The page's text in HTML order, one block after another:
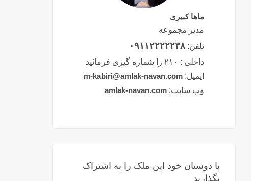
ماها کبیری
مدیر مجموعه
تلفن: ۰۹۱۱۲۲۲۲۲۳۸
داخلی : ۲۱۰ را شماره گیری فرمائید
ایمیل: m-kabiri@amlak-navan.com
وب سایت: amlak-navan.com
با دوستان خود این ملک را به اشتراک
بگذارید